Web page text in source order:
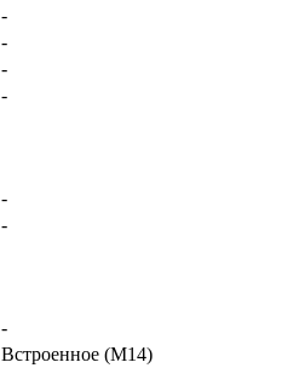
-
-
-
-
-
-
-
Встроенное (М14)